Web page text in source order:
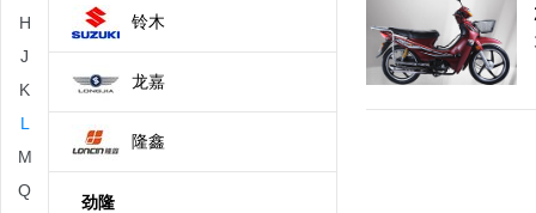
H
J
K
L
M
Q
铃木
龙嘉
隆鑫
劲隆